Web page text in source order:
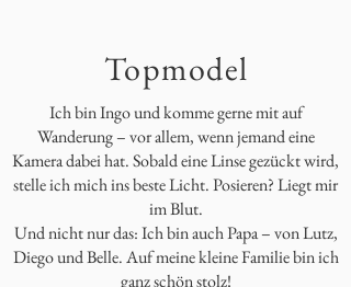
Topmodel
Ich bin Ingo und komme gerne mit auf
Wanderung – vor allem, wenn jemand eine
Kamera dabei hat. Sobald eine Linse gezückt wird,
stelle ich mich ins beste Licht. Posieren? Liegt mir
im Blut.
Und nicht nur das: Ich bin auch Papa – von Lutz,
Diego und Belle. Auf meine kleine Familie bin ich
ganz schön stolz!